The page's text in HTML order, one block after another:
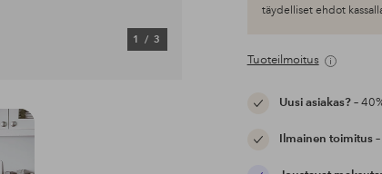
1/ 3
täydelliset ehdot
Tuoteilmoitus
Uusi asiakas?–
Ilmainen toimitus–